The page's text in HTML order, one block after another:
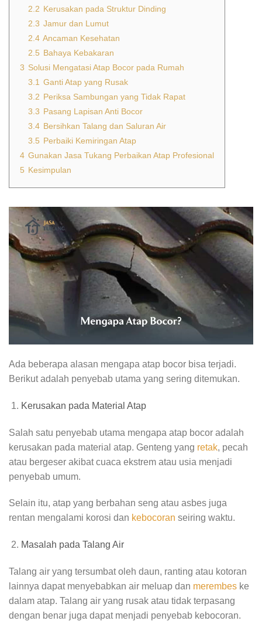
2.2 Kerusakan pada Struktur Dinding
2.3 Jamur dan Lumut
2.4 Ancaman Kesehatan
2.5 Bahaya Kebakaran
3 Solusi Mengatasi Atap Bocor pada Rumah
3.1 Ganti Atap yang Rusak
3.2 Periksa Sambungan yang Tidak Rapat
3.3 Pasang Lapisan Anti Bocor
3.4 Bersihkan Talang dan Saluran Air
3.5 Perbaiki Kemiringan Atap
4 Gunakan Jasa Tukang Perbaikan Atap Profesional
5 Kesimpulan
Ada beberapa alasan mengapa atap bocor bisa terjadi.
Berikut adalah penyebab utama yang sering ditemukan.
Kerusakan pada Material Atap
Salah satu penyebab utama mengapa atap bocor adalah
kerusakan pada material atap. Genteng yang retak, pecah
atau bergeser akibat cuaca ekstrem atau usia menjadi
penyebab umum.
Selain itu, atap yang berbahan seng atau asbes juga
rentan mengalami korosi dan kebocoran seiring waktu.
Masalah pada Talang Air
Talang air yang tersumbat oleh daun, ranting atau kotoran
lainnya dapat menyebabkan air meluap dan merembes ke
dalam atap. Talang air yang rusak atau tidak terpasang
dengan benar juga dapat menjadi penyebab kebocoran.